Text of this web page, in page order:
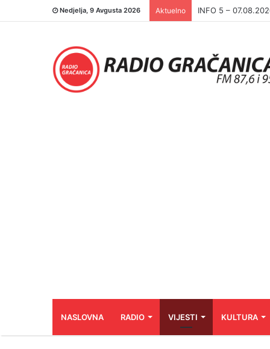
Nedjelja, 9 Avgusta 2026 Aktuelno INFO 5 –
NASLOVNA RADIO VIJESTI KULTURA